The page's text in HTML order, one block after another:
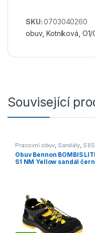
SKU:0703040260
obuv,Kotníková O1/
Související
Pracovní obuv, Sandály, S1/
Obuv Bennon BOMBIS
S1 NM Yellow sandál